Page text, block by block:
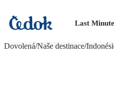
Last Minute
Dovolená/Naše destinace/